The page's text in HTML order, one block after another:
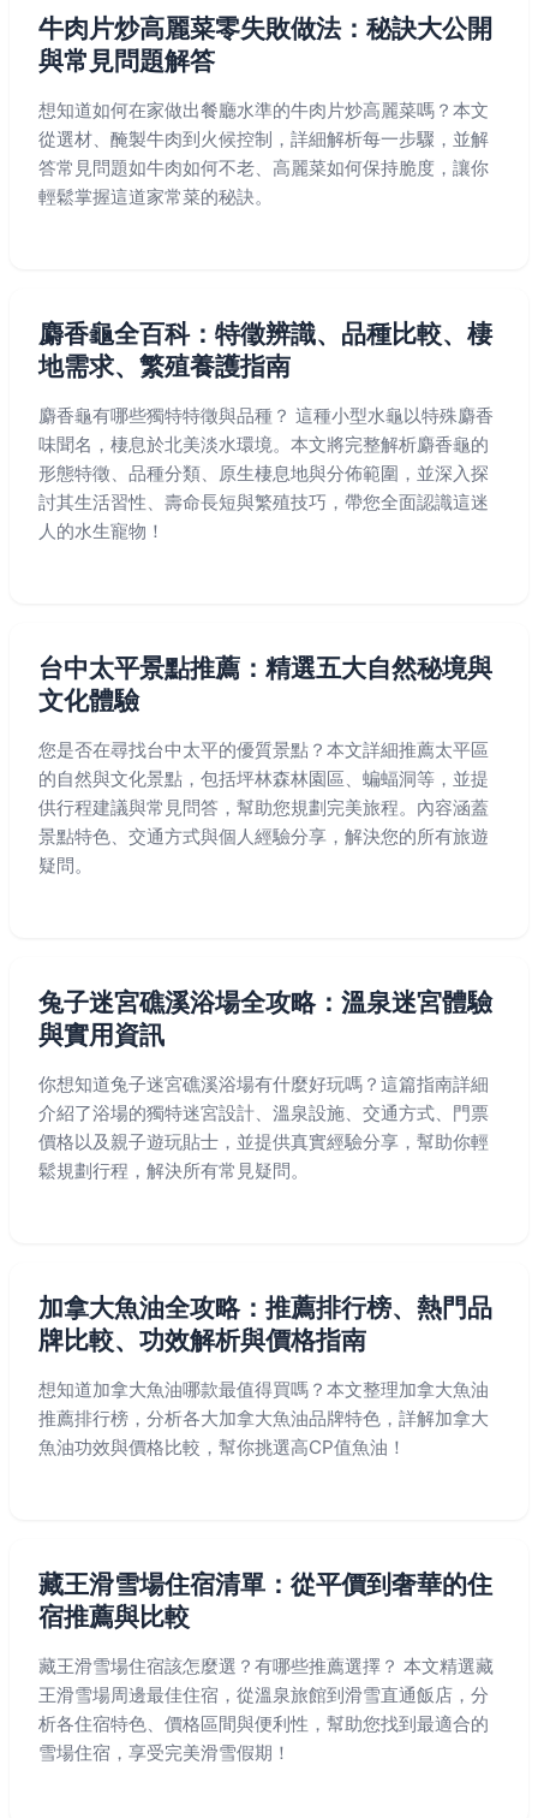
牛肉片炒高麗菜零失敗做法：秘訣大公開
與常見問題解答
想知道如何在家做出餐廳水準的牛肉片炒高麗菜嗎？本文
從選材、醃製牛肉到火候控制，詳細解析每一步驟，並解
答常見問題如牛肉如何不老、高麗菜如何保持脆度，讓你
輕鬆掌握這道家常菜的秘訣。
麝香龜全百科：特徵辨識、品種比較、棲
地需求、繁殖養護指南
麝香龜有哪些獨特特徵與品種？ 這種小型水龜以特殊麝香
味聞名，棲息於北美淡水環境。本文將完整解析麝香龜的
形態特徵、品種分類、原生棲息地與分佈範圍，並深入探
討其生活習性、壽命長短與繁殖技巧，帶您全面認識這迷
人的水生寵物！
台中太平景點推薦：精選五大自然秘境與
文化體驗
您是否在尋找台中太平的優質景點？本文詳細推薦太平區
的自然與文化景點，包括坪林森林園區、蝙蝠洞等，並提
供行程建議與常見問答，幫助您規劃完美旅程。內容涵蓋
景點特色、交通方式與個人經驗分享，解決您的所有旅遊
疑問。
兔子迷宮礁溪浴場全攻略：溫泉迷宮體驗
與實用資訊
你想知道兔子迷宮礁溪浴場有什麼好玩嗎？這篇指南詳細
介紹了浴場的獨特迷宮設計、溫泉設施、交通方式、門票
價格以及親子遊玩貼士，並提供真實經驗分享，幫助你輕
鬆規劃行程，解決所有常見疑問。
加拿大魚油全攻略：推薦排行榜、熱門品
牌比較、功效解析與價格指南
想知道加拿大魚油哪款最值得買嗎？本文整理加拿大魚油
推薦排行榜，分析各大加拿大魚油品牌特色，詳解加拿大
魚油功效與價格比較，幫你挑選高CP值魚油！
藏王滑雪場住宿清單：從平價到奢華的住
宿推薦與比較
藏王滑雪場住宿該怎麼選？有哪些推薦選擇？ 本文精選藏
王滑雪場周邊最佳住宿，從溫泉旅館到滑雪直通飯店，分
析各住宿特色、價格區間與便利性，幫助您找到最適合的
雪場住宿，享受完美滑雪假期！